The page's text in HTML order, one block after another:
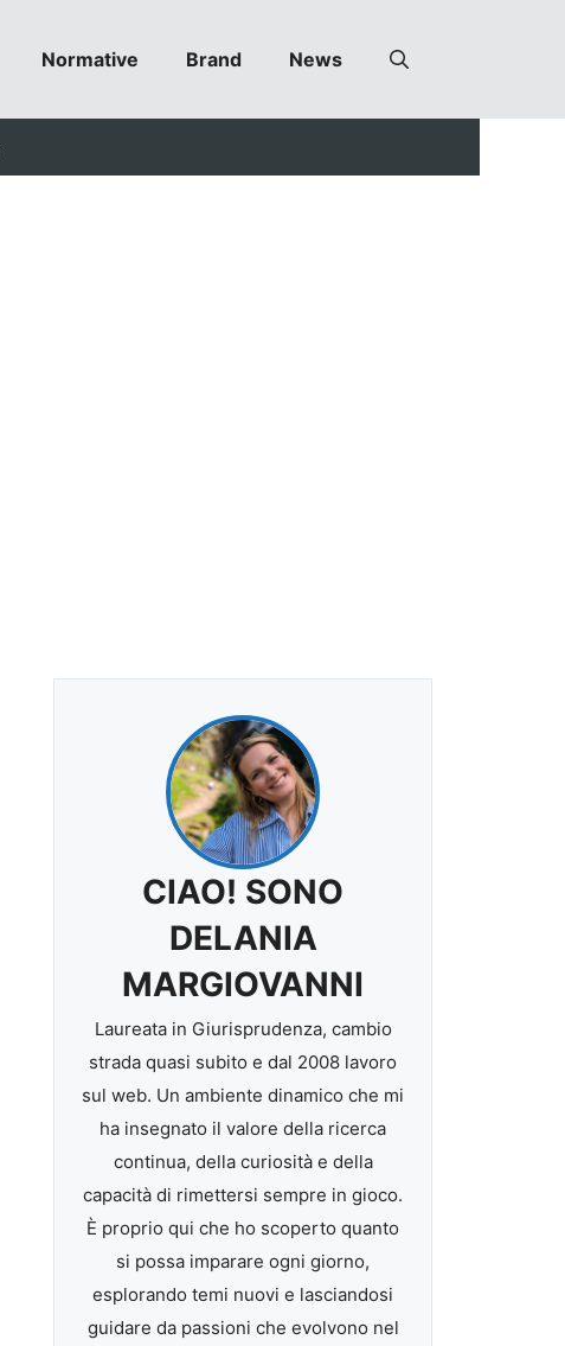
Normative Brand News
CIAO! SONO
DELANIA
MARGIOVANNI
Laureata in Giurisprudenza, cambio
strada quasi subito e dal 2008 lavoro
sul web. Un ambiente dinamico che mi
ha insegnato il valore della ricerca
continua, della curiosità e della
capacità di rimettersi sempre in gioco.
È proprio qui che ho scoperto quanto
si possa imparare ogni giorno,
esplorando temi nuovi e lasciandosi
guidare da passioni che evolvono nel